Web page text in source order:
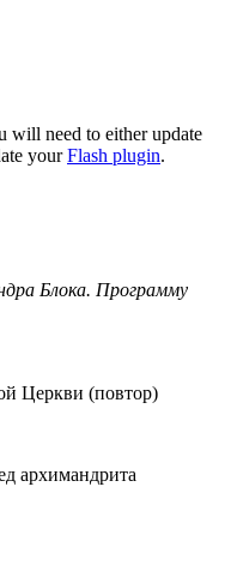
will need to either update
yourFlash plugin.
Блока. Программу
Церкви (повтор)
архимандрита